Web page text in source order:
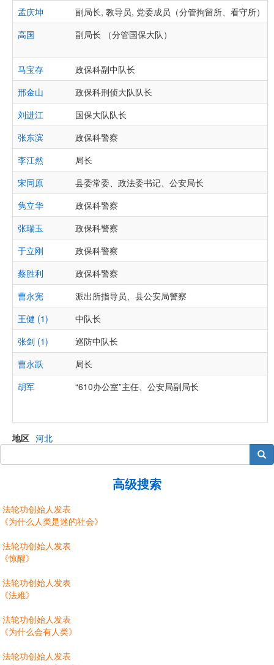
孟庆坤
副局长, 教导员, 党委成员（分管拘留所、看守所）
高国
副局长 （分管国保大队）
马宝存
政保科副中队长
邢金山
政保科刑侦大队队长
刘进江
国保大队队长
张东滨
政保科警察
李江然
局长
宋同原
县委常委、政法委书记、公安局长
隽立华
政保科警察
张瑞玉
政保科警察
于立刚
政保科警察
蔡胜利
政保科警察
曹永宪
派出所指导员、县公安局警察
王健 (1)
中队长
张剑 (1)
巡防中队长
曹永跃
局长
胡军
“610办公室”主任、公安局副局长
地区 河北
搜索
高级搜索
法轮功创始人发表
《为什么人类是迷的社会》
法轮功创始人发表
《惊醒》
法轮功创始人发表
《法难》
法轮功创始人发表
《为什么会有人类》
法轮功创始人发表